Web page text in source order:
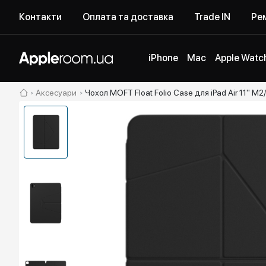
Контакти Оплата та доставка Trade IN
iPhone Mac Apple
Аксесуари Чохол MOFT Float Folio Case для iPad Air 11"